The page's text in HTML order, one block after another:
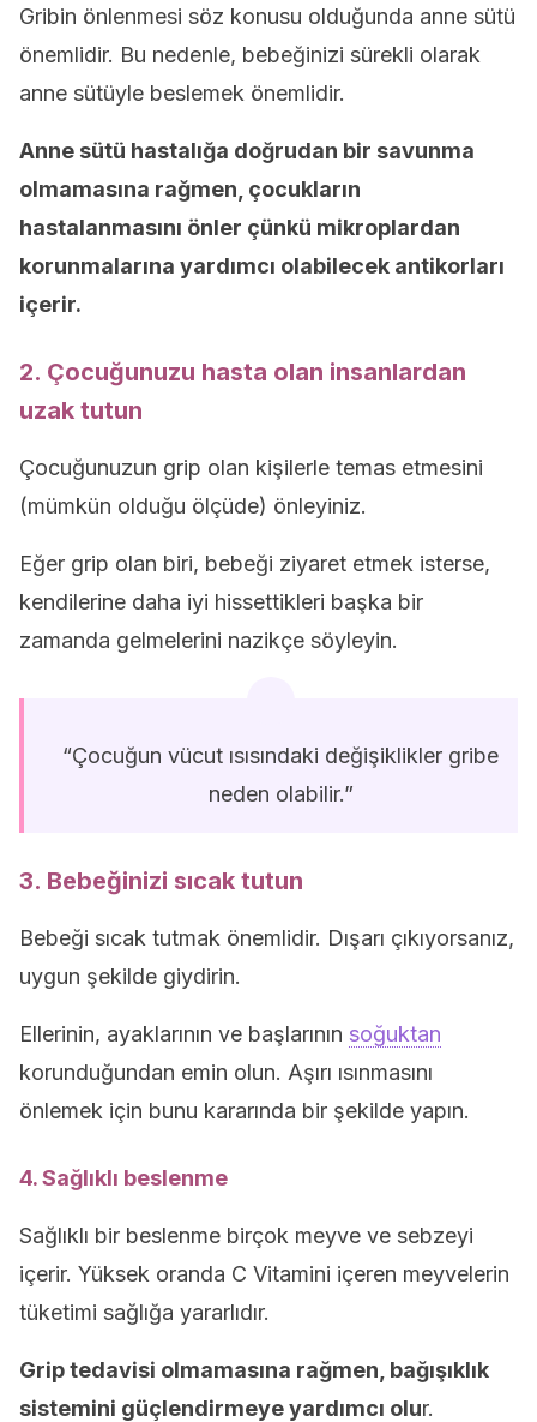
Gribin önlenmesi söz konusu olduğunda anne sütü
önemlidir. Bu nedenle, bebeğinizi sürekli olarak
anne sütüyle beslemek önemlidir.
Anne sütü hastalığa doğrudan bir savunma
olmamasına rağmen, çocukların
hastalanmasını önler çünkü mikroplardan
korunmalarına yardımcı olabilecek antikorları
içerir.
2. Çocuğunuzu hasta olan insanlardan
uzak tutun
Çocuğunuzun grip olan kişilerle temas etmesini
(mümkün olduğu ölçüde) önleyiniz.
Eğer grip olan biri, bebeği ziyaret etmek isterse,
kendilerine daha iyi hissettikleri başka bir
zamanda gelmelerini nazikçe söyleyin.
“Çocuğun vücut ısısındaki değişiklikler gribe
neden olabilir.”
3. Bebeğinizi sıcak tutun
Bebeği sıcak tutmak önemlidir. Dışarı çıkıyorsanız,
uygun şekilde giydirin.
Ellerinin, ayaklarının ve başlarının soğuktan
korunduğundan emin olun. Aşırı ısınmasını
önlemek için bunu kararında bir şekilde yapın.
4. Sağlıklı beslenme
Sağlıklı bir beslenme birçok meyve ve sebzeyi
içerir. Yüksek oranda C Vitamini içeren meyvelerin
tüketimi sağlığa yararlıdır.
Grip tedavisi olmamasına rağmen, bağışıklık
sistemini güçlendirmeye yardımcı olur.